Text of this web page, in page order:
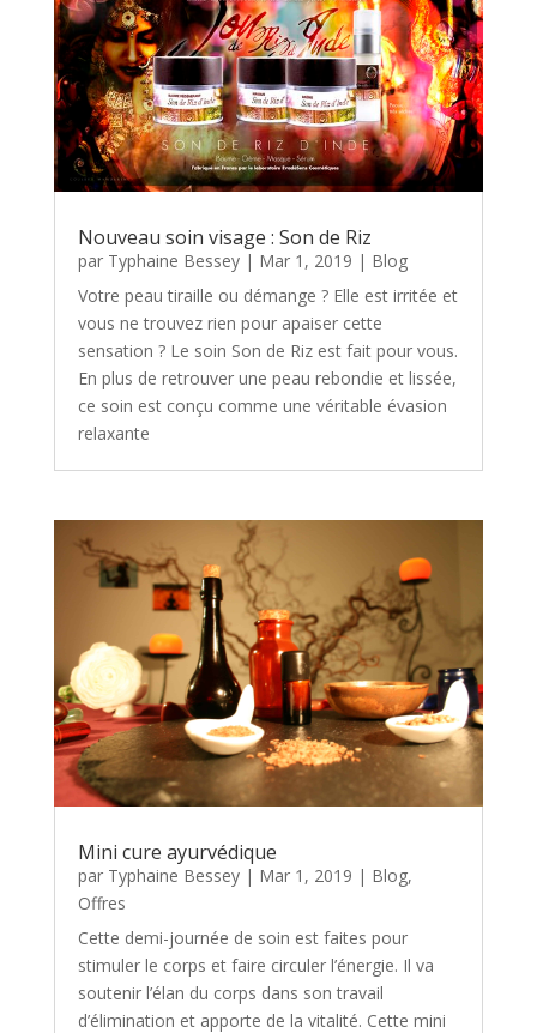
Nouveau soin visage : Son de Riz
par Typhaine Bessey| Mar 1, 2019 | Blog
Votre peau tiraille ou démange ? Elle est irritée et
vous ne trouvez rien pour apaiser cette
sensation ? Le soin Son de Riz est fait pour vous.
En plus de retrouver une peau rebondie et lissée,
ce soin est conçu comme une véritable évasion
relaxante
Mini cure ayurvédique
par Typhaine Bessey| Mar 1, 2019 | Blog,
Offres
Cette demi-journée de soin est faites pour
stimuler le corps et faire circuler l’énergie. Il va
soutenir l’élan du corps dans son travail
d’élimination et apporte de la vitalité. Cette mini